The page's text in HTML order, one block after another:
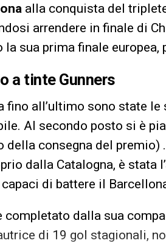
alla conquista del
arrendere in finale di
la sua prima finale
a tinte Gunners
fino all’ultimo sono state le
Al secondo posto si è
della consegna del premio)
dalla Catalogna, è stata
capaci di battere il
completato dalla sua
di 19 gol stagionali,